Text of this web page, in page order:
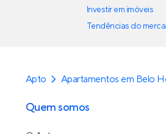
Investir em imóveis
Tendências do
Apto Apartamentos em Belo
Quem somos